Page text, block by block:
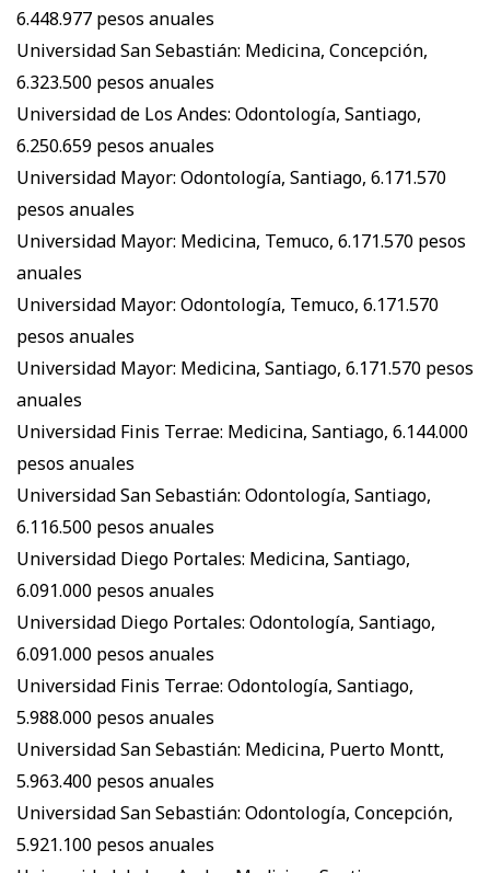
6.448.977 pesos anuales
Universidad San Sebastián: Medicina, Concepción,
6.323.500 pesos anuales
Universidad de Los Andes: Odontología, Santiago,
6.250.659 pesos anuales
Universidad Mayor: Odontología, Santiago, 6.171.570
pesos anuales
Universidad Mayor: Medicina, Temuco, 6.171.570 pesos
anuales
Universidad Mayor: Odontología, Temuco, 6.171.570
pesos anuales
Universidad Mayor: Medicina, Santiago, 6.171.570 pesos
anuales
Universidad Finis Terrae: Medicina, Santiago, 6.144.000
pesos anuales
Universidad San Sebastián: Odontología, Santiago,
6.116.500 pesos anuales
Universidad Diego Portales: Medicina, Santiago,
6.091.000 pesos anuales
Universidad Diego Portales: Odontología, Santiago,
6.091.000 pesos anuales
Universidad Finis Terrae: Odontología, Santiago,
5.988.000 pesos anuales
Universidad San Sebastián: Medicina, Puerto Montt,
5.963.400 pesos anuales
Universidad San Sebastián: Odontología, Concepción,
5.921.100 pesos anuales